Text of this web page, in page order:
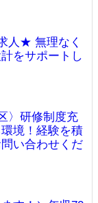
人★ 無理なく
をサポートし
〉研修制度充
境！経験を積
い合わせくだ